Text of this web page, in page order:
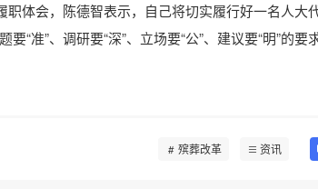
体会，陈德智表示，自己将切实履行好一名人大
“准”、调研要“深”、立场要“公”、建议要“明”的要
殡葬改革 资讯